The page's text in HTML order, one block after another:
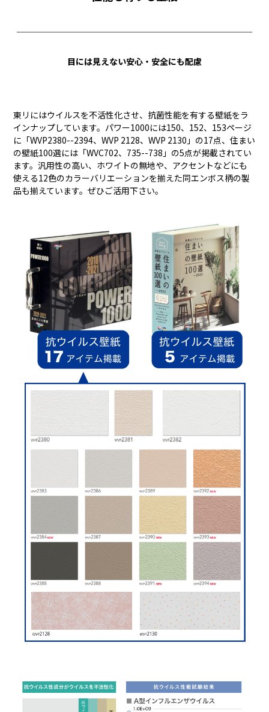
￣￣￣￣￣￣￣￣￣￣￣￣￣￣￣￣￣￣￣￣￣￣￣￣￣￣￣￣
目には見えない安心・安全にも配慮
東リにはウイルスを不活性化させ、抗菌性能を有する壁紙をラ
インナップしています。パワー1000には150、152、153ページ
に「WVP2380--2394、WVP 2128、WVP 2130」の17点、住まい
の壁紙100選には「WVC702、735--738」の5点が掲載されてい
ます。汎用性の高い、ホワイトの無地や、アクセントなどにも
使える12色のカラーバリエーションを揃えた同エンボス柄の製
品も揃えています。ぜひご活用下さい。